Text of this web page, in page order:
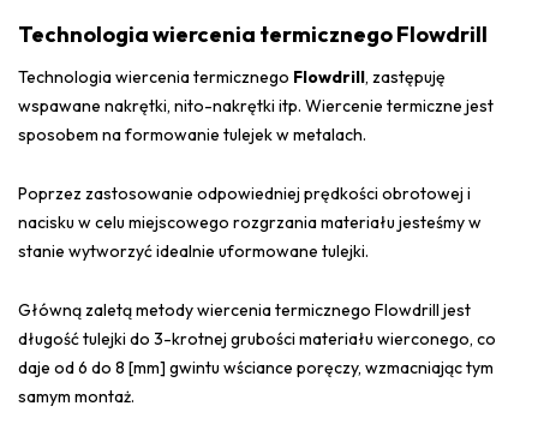
Technologia wiercenia termicznego Flowdrill
Technologia wiercenia termicznego Flowdrill, zastępuję
wspawane nakrętki, nito-nakrętki itp. Wiercenie termiczne jest
sposobem na formowanie tulejek w metalach.
Poprzez zastosowanie odpowiedniej prędkości obrotowej i
nacisku w celu miejscowego rozgrzania materiału jesteśmy w
stanie wytworzyć idealnie uformowane tulejki.
Główną zaletą metody wiercenia termicznego Flowdrill jest
długość tulejki do 3-krotnej grubości materiału wierconego, co
daje od 6 do 8 [mm] gwintu wściance poręczy, wzmacniając tym
samym montaż.